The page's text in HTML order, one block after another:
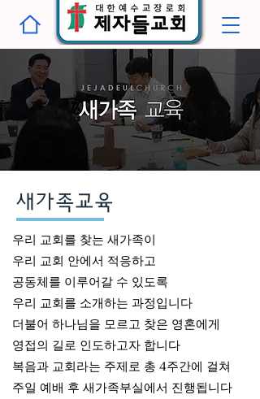
새가족교육
우리 교회를 찾는 새가족이
우리 교회 안에서 적응하고
공동체를 이루어갈 수 있도록
우리 교회를 소개하는 과정입니다
더불어 하나님을 모르고 찾은 영혼에게
영접의 길로 인도하고자 합니다​
​복음과 교회라는 주제로 총 4주간에 걸쳐
주일 예배 후 새가족부실에서 진행됩니다